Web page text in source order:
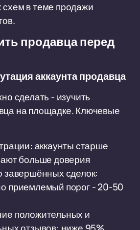
в теме продажи
продавца перед
аккаунта продавца
сделать - изучить
на площадке. Ключевые
аккаунты старше
больше доверия
завершённых сделок:
приемлемый порог - 20-50
положительных и